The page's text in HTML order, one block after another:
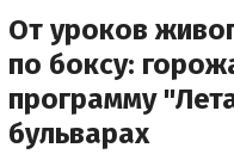
От уроков
по боксу:
программу
бульварах